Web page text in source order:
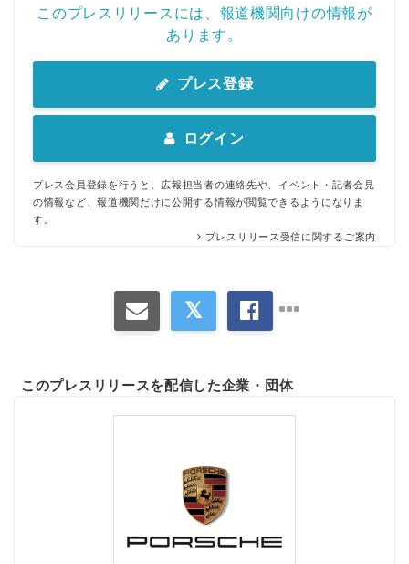
このプレスリリースには、報道機関向けの情報が
あります。
プレス登録
ログイン
プレス会員登録を行うと、広報担当者の連絡先や、イベント・記者会見
の情報など、報道機関だけに公開する情報が閲覧できるようになりま
す。
プレスリリース受信に関するご案内
このプレスリリースを配信した企業・団体